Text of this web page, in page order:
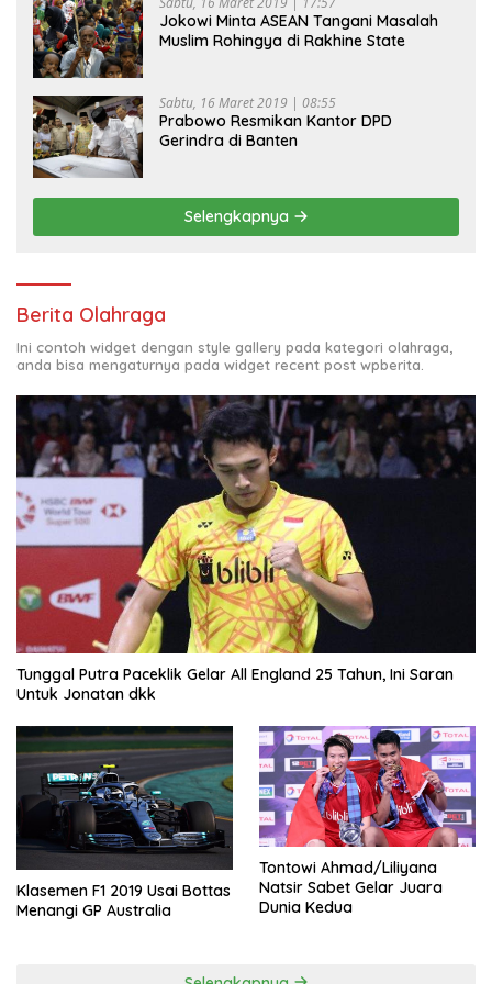
Jokowi Minta ASEAN Tangani Masalah
Muslim Rohingya di Rakhine State
Sabtu, 16 Maret 2019 | 08:55
Prabowo Resmikan Kantor DPD
Gerindra di Banten
Selengkapnya
Berita Olahraga
Ini contoh widget dengan style gallery pada kategori olahraga,
anda bisa mengaturnya pada widget recent post wpberita.
Tunggal Putra Paceklik Gelar All England 25 Tahun, Ini Saran
Untuk Jonatan dkk
Klasemen F1 2019 Usai Bottas
Menangi GP Australia
Tontowi Ahmad/Liliyana
Natsir Sabet Gelar Juara
Dunia Kedua